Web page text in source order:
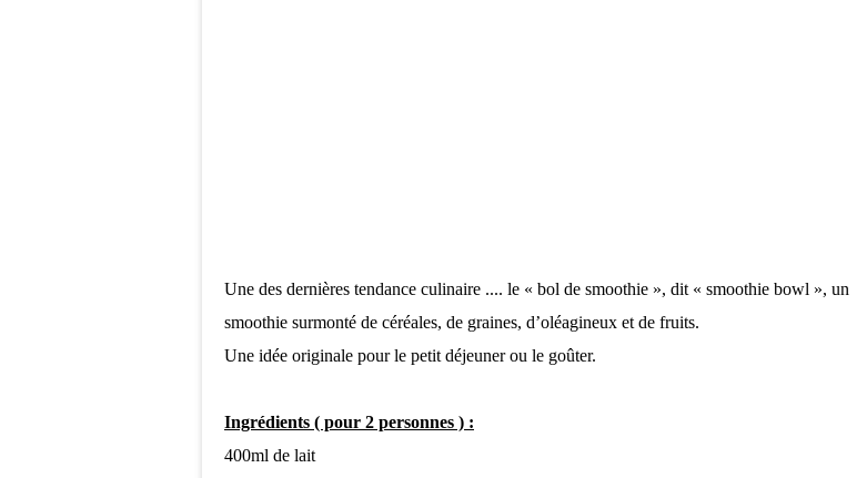
Une des dernières tendance culinaire .... le « bol de smoothie », dit « smoothie bowl », un
smoothie surmonté de céréales, de graines, d’oléagineux et de fruits.
Une idée originale pour le petit déjeuner ou le goûter.
Ingrédients ( pour 2 personnes ) :
400ml de lait